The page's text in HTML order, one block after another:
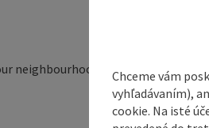
neighbourhood.
Chceme vám
vyhľadávaním),
cookie. Na isté